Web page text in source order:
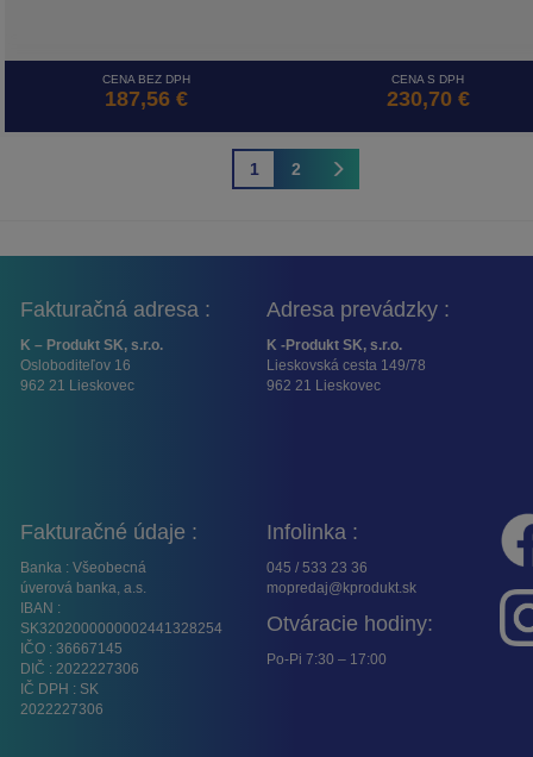
CENA BEZ DPH
187,56 €
CENA S DPH
230,70 €
1 2
Fakturačná adresa :
K – Produkt SK, s.r.o.
Osloboditeľov 16
962 21 Lieskovec
Adresa prevádzky :
K -Produkt SK, s.r.o.
Lieskovská cesta 149/78
962 21 Lieskovec
Fakturačné údaje :
Banka : Všeobecná
úverová banka, a.s.
IBAN :
SK3202000000002441328254
IČO : 36667145
DIČ : 2022227306
IČ DPH : SK
2022227306
Infolinka :
045 / 533 23 36
mopredaj@kprodukt.sk
Otváracie hodiny:
Po-Pi 7:30 – 17:00